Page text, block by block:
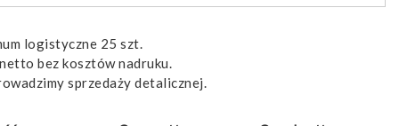
logistyczne 25 szt.
bez kosztów nadruku.
sprzedaży detalicznej.